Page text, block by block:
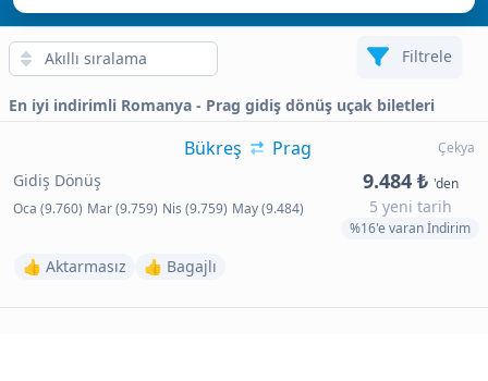
Filtrele
En iyi indirimli Romanya - Prag gidiş dönüş uçak biletleri
Çekya
Bükreş Prag
Gidiş Dönüş
Oca (9.760) Mar (9.759) Nis (9.759) May (9.484)
9.484 ₺ 'den
5 yeni tarih
%16'e varan İndirim
👍 Aktarmasız 👍 Bagajlı